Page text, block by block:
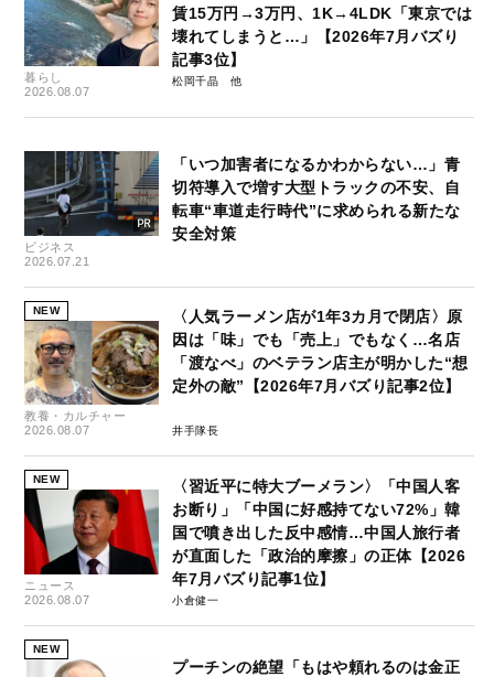
暮らし
2026.08.07
賃15万円→3万円、1K→4LDK「東京では
壊れてしまうと…」【2026年7月バズり
記事3位】
松岡千晶
ビジネス
2026.07.21
「いつ加害者になるかわからない…」青
切符導入で増す大型トラックの不安、自
転車“車道走行時代”に求められる新たな
安全対策
NEW
教養・カルチャー
2026.08.07
〈人気ラーメン店が1年3カ月で閉店〉原
因は「味」でも「売上」でもなく…名店
「渡なべ」のベテラン店主が明かした“想
定外の敵”【2026年7月バズり記事2位】
井手隊長
NEW
ニュース
2026.08.07
〈習近平に特大ブーメラン〉「中国人客
お断り」「中国に好感持てない72%」韓
国で噴き出した反中感情…中国人旅行者
が直面した「政治的摩擦」の正体【2026
年7月バズり記事1位】
小倉健一
NEW
プーチンの絶望「もはや頼れるのは金正